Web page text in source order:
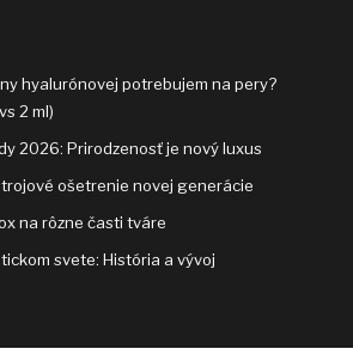
hyalurónovej potrebujem na pery?
2 ml)
2026: Prirodzenosť je nový luxus
ošetrenie novej generácie
na rôzne časti tváre
svete: História a vývoj